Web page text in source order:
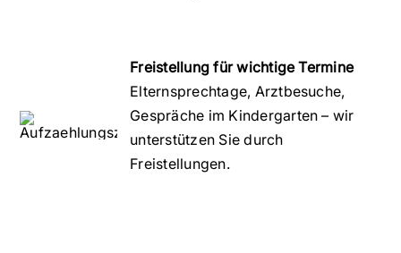
Freistellung für wichtige Termine
Elternsprechtage, Arztbesuche,
Gespräche im Kindergarten – wir
unterstützen Sie durch
Freistellungen.